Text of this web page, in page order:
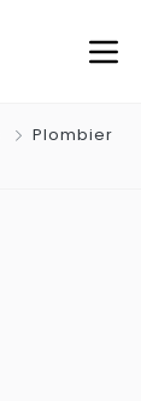
Plombier